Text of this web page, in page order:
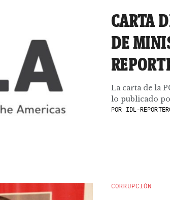
CARTA
DE
La carta de la
lo publicado
POR IDL-
CORRUPCIÓN